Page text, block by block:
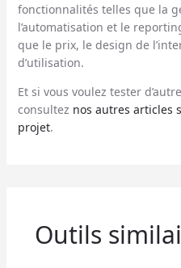
fonctionnalités telles que la
l’automatisation et le
que le prix, le design de
d’utilisation.
Et si vous voulez tester
consultez nos autres articles
projet.
Outils